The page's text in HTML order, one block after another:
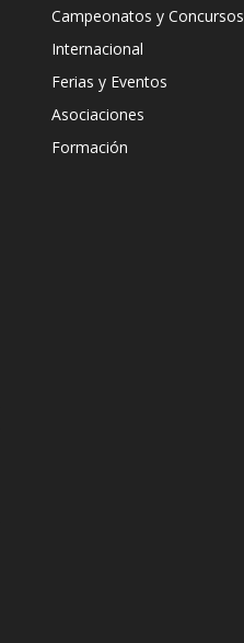
Campeonatos y Concursos
Internacional
Ferias y Eventos
Asociaciones
Formación